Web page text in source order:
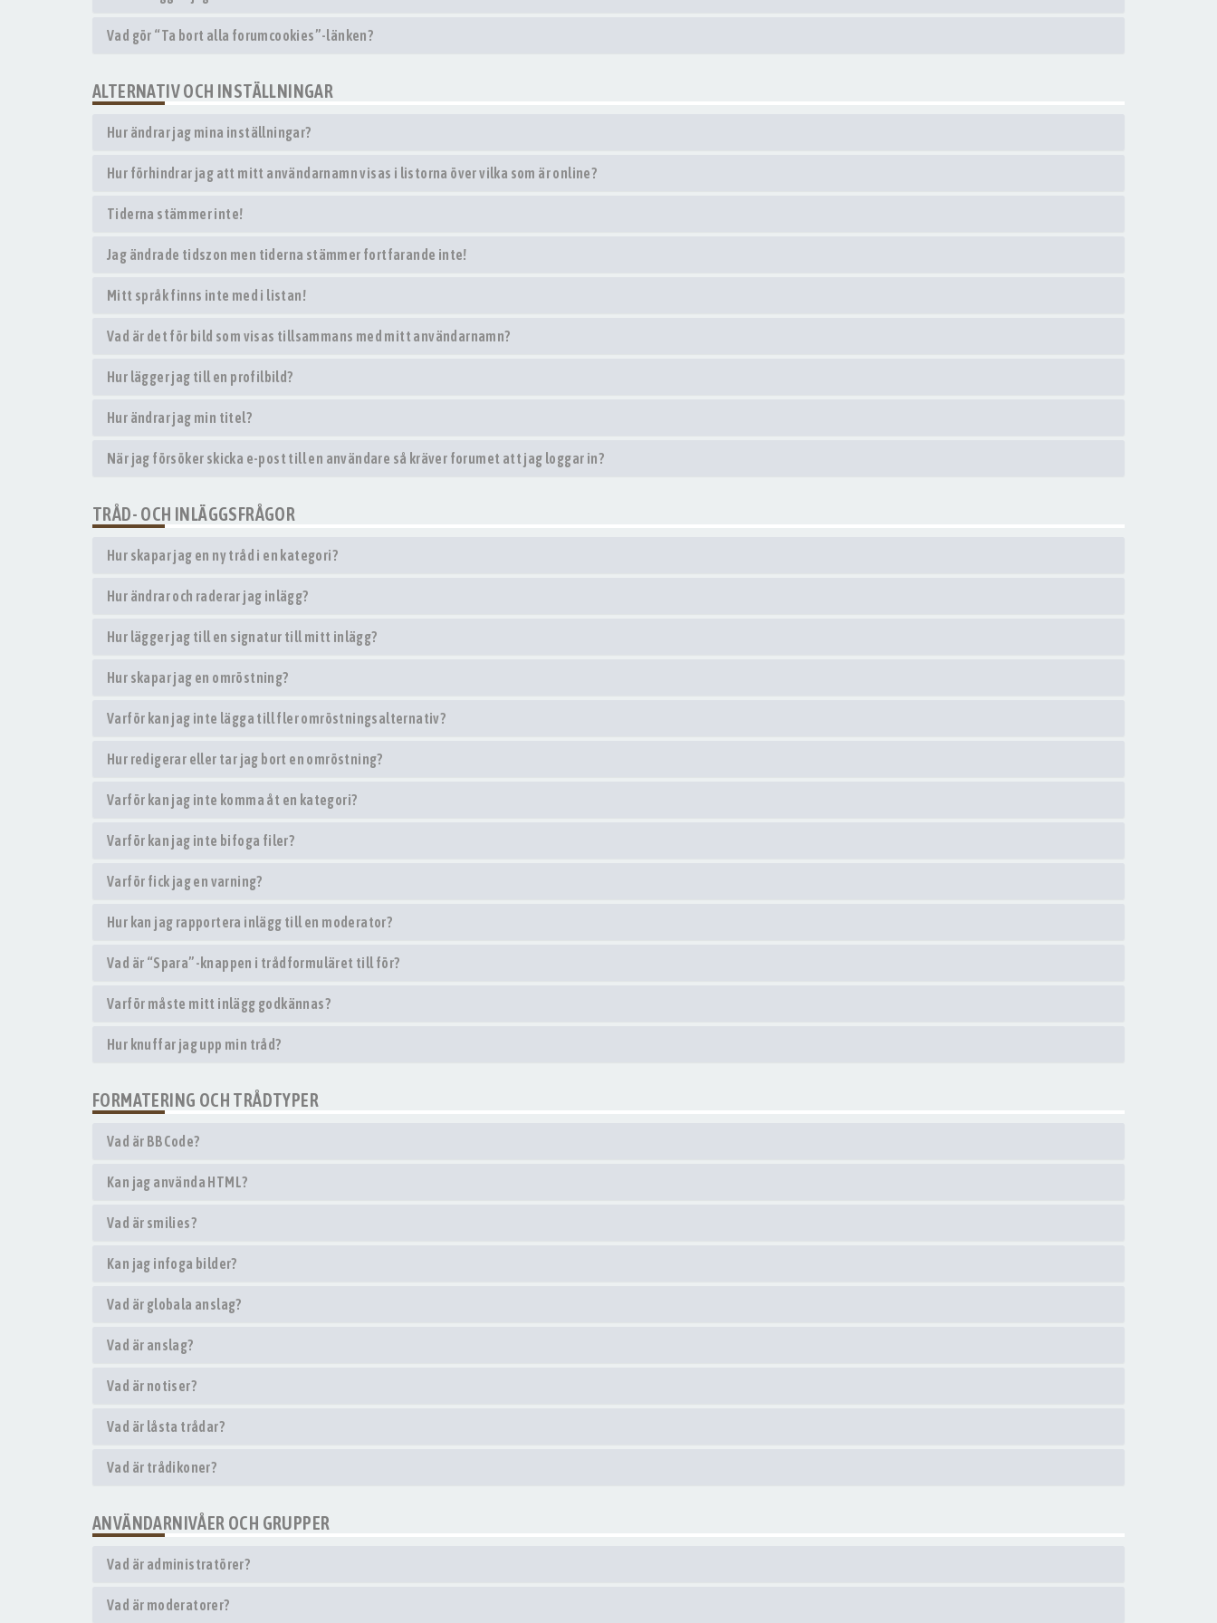
Vad gör “Ta bort alla forumcookies”-länken?
ALTERNATIV OCH INSTÄLLNINGAR
Hur ändrar jag mina inställningar?
Hur förhindrar jag att mitt användarnamn visas i listorna över vilka som är online?
Tiderna stämmer inte!
Jag ändrade tidszon men tiderna stämmer fortfarande inte!
Mitt språk finns inte med i listan!
Vad är det för bild som visas tillsammans med mitt användarnamn?
Hur lägger jag till en profilbild?
Hur ändrar jag min titel?
När jag försöker skicka e-post till en användare så kräver forumet att jag loggar in?
TRÅD- OCH INLÄGGSFRÅGOR
Hur skapar jag en ny tråd i en kategori?
Hur ändrar och raderar jag inlägg?
Hur lägger jag till en signatur till mitt inlägg?
Hur skapar jag en omröstning?
Varför kan jag inte lägga till fler omröstningsalternativ?
Hur redigerar eller tar jag bort en omröstning?
Varför kan jag inte komma åt en kategori?
Varför kan jag inte bifoga filer?
Varför fick jag en varning?
Hur kan jag rapportera inlägg till en moderator?
Vad är “Spara”-knappen i trådformuläret till för?
Varför måste mitt inlägg godkännas?
Hur knuffar jag upp min tråd?
FORMATERING OCH TRÅDTYPER
Vad är BBCode?
Kan jag använda HTML?
Vad är smilies?
Kan jag infoga bilder?
Vad är globala anslag?
Vad är anslag?
Vad är notiser?
Vad är låsta trådar?
Vad är trådikoner?
ANVÄNDARNIVÅER OCH GRUPPER
Vad är administratörer?
Vad är moderatorer?